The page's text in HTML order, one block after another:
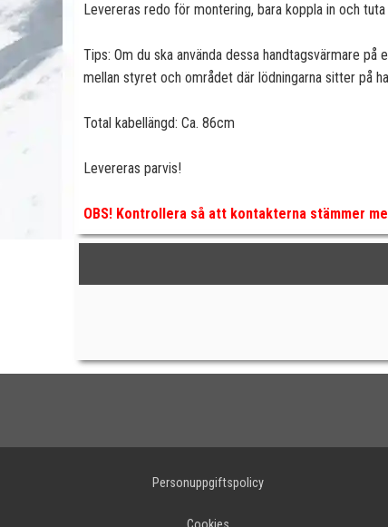
Levereras redo för montering, bara koppla in och
Tips: Om du ska använda dessa handtagsvärmare
mellan styret och området där lödningarna sitter på
Total kabellängd: Ca. 86cm
Levereras parvis!
OBS! Kontrollera så att kontakterna stämmer
Personuppgiftspolicy